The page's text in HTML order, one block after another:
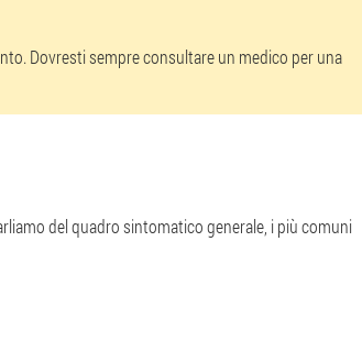
Dovresti sempre consultare un medico per una
del quadro sintomatico generale, i più comuni